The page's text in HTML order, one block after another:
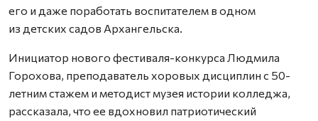
его и даже поработать воспитателем в одном
из детских садов Архангельска.
Инициатор нового фестиваля-конкурса Людмила
Горохова, преподаватель хоровых дисциплин с 50-
летним стажем и методист музея истории колледжа,
рассказала, что ее вдохновил патриотический